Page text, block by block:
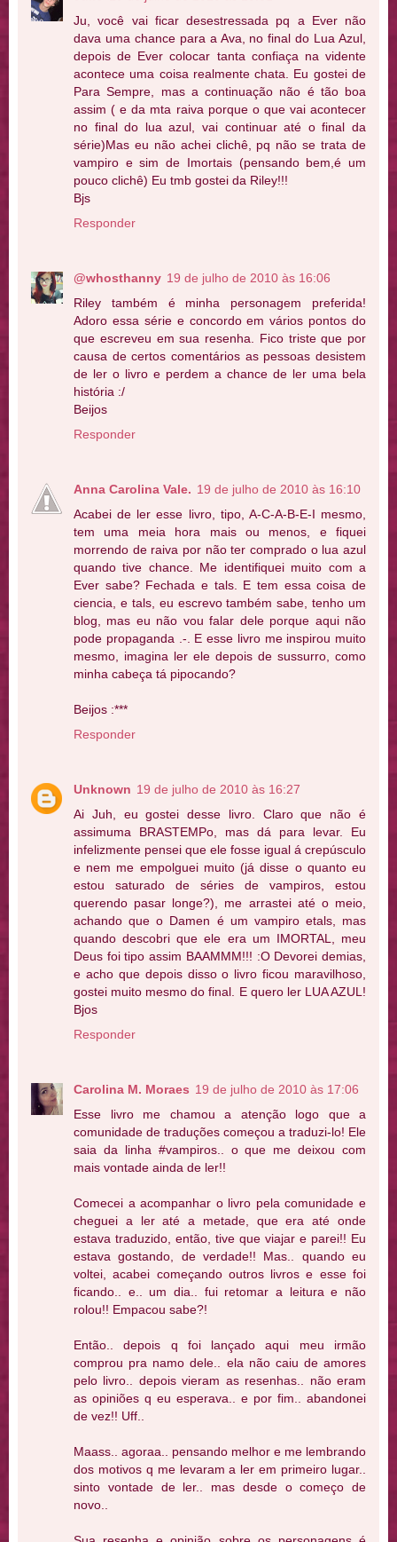
Ju, você vai ficar desestressada pq a Ever não
dava uma chance para a Ava, no final do Lua Azul,
depois de Ever colocar tanta confiaça na vidente
acontece uma coisa realmente chata. Eu gostei de
Para Sempre, mas a continuação não é tão boa
assim ( e da mta raiva porque o que vai acontecer
no final do lua azul, vai continuar até o final da
série)Mas eu não achei clichê, pq não se trata de
vampiro e sim de Imortais (pensando bem,é um
pouco clichê) Eu tmb gostei da Riley!!!
Bjs
Responder
@whosthanny 19 de julho de 2010 às 16:06
Riley também é minha personagem preferida!
Adoro essa série e concordo em vários pontos do
que escreveu em sua resenha. Fico triste que por
causa de certos comentários as pessoas desistem
de ler o livro e perdem a chance de ler uma bela
história :/
Beijos
Responder
Anna Carolina Vale. 19 de julho de 2010 às 16:10
Acabei de ler esse livro, tipo, A-C-A-B-E-I mesmo,
tem uma meia hora mais ou menos, e fiquei
morrendo de raiva por não ter comprado o lua azul
quando tive chance. Me identifiquei muito com a
Ever sabe? Fechada e tals. E tem essa coisa de
ciencia, e tals, eu escrevo também sabe, tenho um
blog, mas eu não vou falar dele porque aqui não
pode propaganda .-. E esse livro me inspirou muito
mesmo, imagina ler ele depois de sussurro, como
minha cabeça tá pipocando?
Beijos :***
Responder
Unknown 19 de julho de 2010 às 16:27
Ai Juh, eu gostei desse livro. Claro que não é
assimuma BRASTEMPo, mas dá para levar. Eu
infelizmente pensei que ele fosse igual á crepúsculo
e nem me empolguei muito (já disse o quanto eu
estou saturado de séries de vampiros, estou
querendo pasar longe?), me arrastei até o meio,
achando que o Damen é um vampiro etals, mas
quando descobri que ele era um IMORTAL, meu
Deus foi tipo assim BAAMMM!!! :O Devorei demias,
e acho que depois disso o livro ficou maravilhoso,
gostei muito mesmo do final. E quero ler LUA AZUL!
Bjos
Responder
Carolina M. Moraes 19 de julho de 2010 às 17:06
Esse livro me chamou a atenção logo que a
comunidade de traduções começou a traduzi-lo! Ele
saia da linha #vampiros.. o que me deixou com
mais vontade ainda de ler!!
Comecei a acompanhar o livro pela comunidade e
cheguei a ler até a metade, que era até onde
estava traduzido, então, tive que viajar e parei!! Eu
estava gostando, de verdade!! Mas.. quando eu
voltei, acabei começando outros livros e esse foi
ficando.. e.. um dia.. fui retomar a leitura e não
rolou!! Empacou sabe?!
Então.. depois q foi lançado aqui meu irmão
comprou pra namo dele.. ela não caiu de amores
pelo livro.. depois vieram as resenhas.. não eram
as opiniões q eu esperava.. e por fim.. abandonei
de vez!! Uff..
Maass.. agoraa.. pensando melhor e me lembrando
dos motivos q me levaram a ler em primeiro lugar..
sinto vontade de ler.. mas desde o começo de
novo..